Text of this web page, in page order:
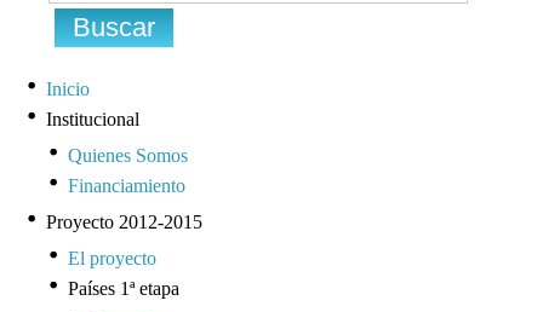
Inicio
Institucional
Quienes Somos
Financiamiento
Proyecto 2012-2015
El proyecto
Países 1ª etapa